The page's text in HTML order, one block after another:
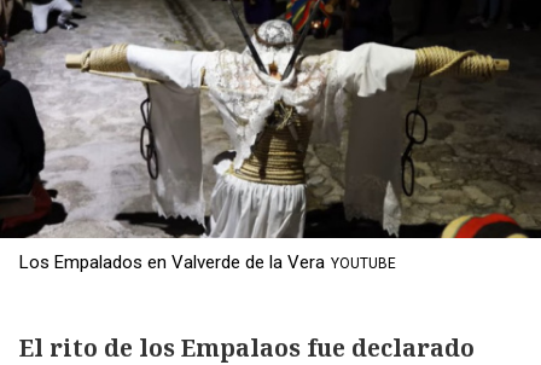
Los Empalados en Valverde de la Vera YOUTUBE
El rito de los Empalaos fue declarado